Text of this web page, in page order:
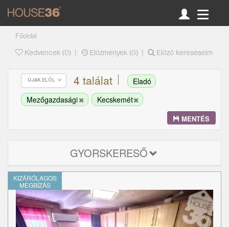
Főoldal
Kedvencek (0) | Előzmények (0) | Előző kereséseim
ÚJAK ELÖL 4 találat
Eladó
Mezőgazdasági
Kecskemét
MENTÉS
GYORSKERESŐ
KIZÁRÓLAGOS
MEGBÍZÁS